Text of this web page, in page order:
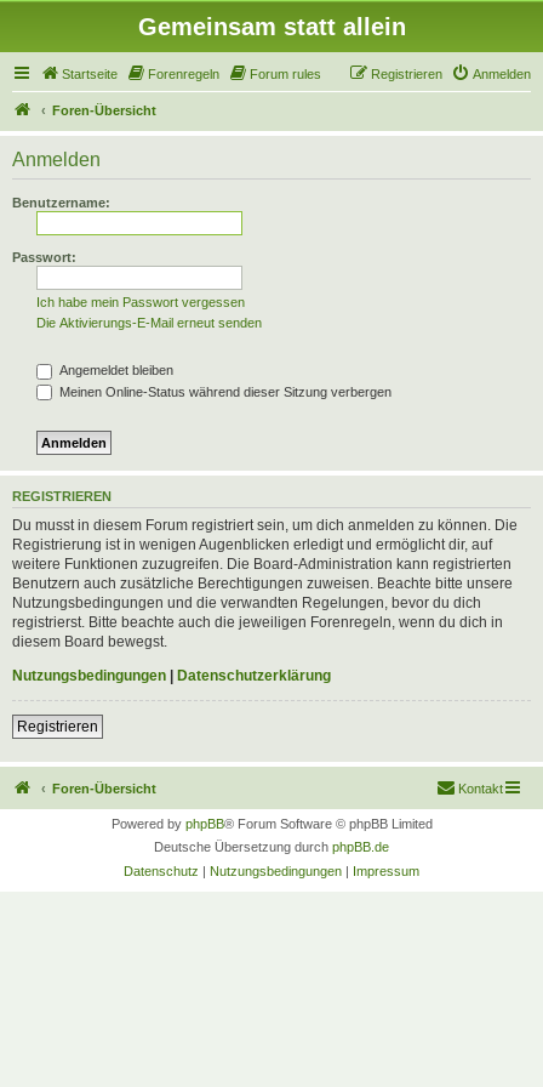
Gemeinsam statt allein
Startseite Forenregeln Forum rules Anmelden
Registrieren
Foren-Übersicht
Anmelden
Benutzername:
Passwort:
Ich habe mein Passwort vergessen
Die Aktivierungs-E-Mail erneut senden
Angemeldet bleiben
Meinen Online-Status während dieser Sitzung verbergen
REGISTRIEREN
Du musst in diesem Forum registriert sein, um dich anmelden zu können. Die
Registrierung ist in wenigen Augenblicken erledigt und ermöglicht dir, auf
weitere Funktionen zuzugreifen. Die Board-Administration kann registrierten
Benutzern auch zusätzliche Berechtigungen zuweisen. Beachte bitte unsere
Nutzungsbedingungen und die verwandten Regelungen, bevor du dich
registrierst. Bitte beachte auch die jeweiligen Forenregeln, wenn du dich in
diesem Board bewegst.
Nutzungsbedingungen | Datenschutzerklärung
Registrieren
Foren-Übersicht Kontakt
Powered by phpBB® Forum Software © phpBB Limited
Deutsche Übersetzung durch phpBB.de
Datenschutz | Nutzungsbedingungen | Impressum